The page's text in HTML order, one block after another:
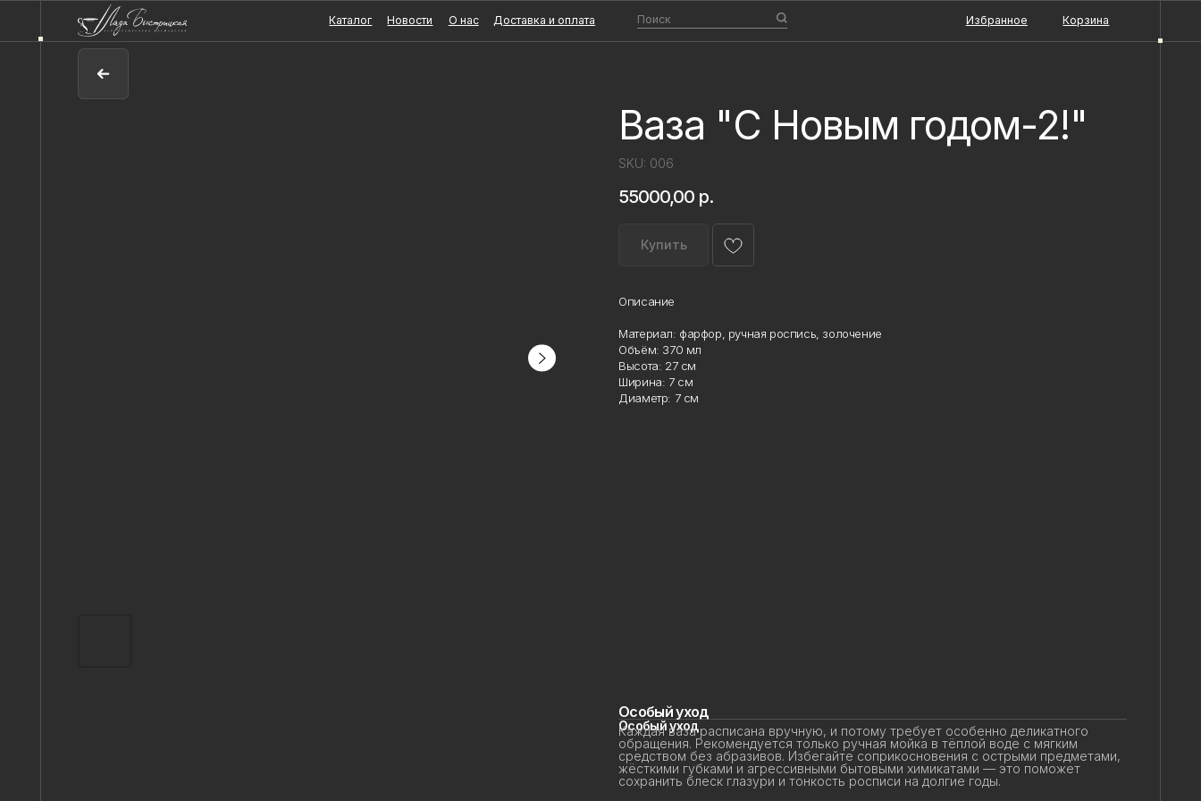
Каталог Новости О нас Доставка и оплата Поиск Корзина
Ваза "С Новым годом-2!"
SKU:006
55000,00 р.
Купить
Описание
Материал: фарфор, ручная роспись, золочение
Объём: 370 мл
Высота: 27 см
Ширина: 7 см
Диаметр: 7 см
Особый уход
Особый уход
Каждая ваза расписана вручную, и потому требует особенно деликатного
обращения. Рекомендуется только ручная мойка в тёплой воде с мягким
средством без абразивов. Избегайте соприкосновения с острыми предметами,
жёсткими губками и агрессивными бытовыми химикатами — это поможет
сохранить блеск глазури и тонкость росписи на долгие годы.